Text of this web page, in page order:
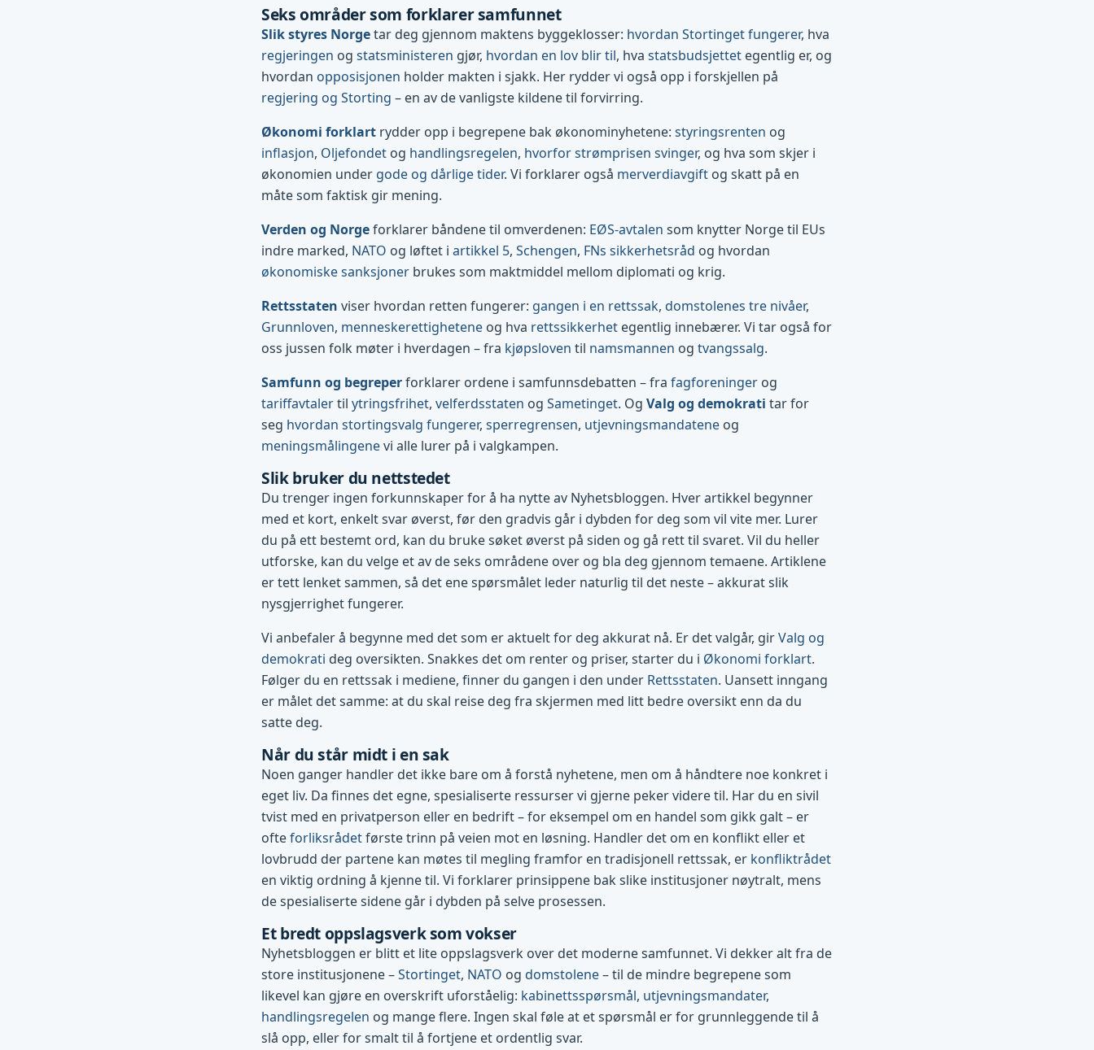
Seks områder som forklarer samfunnet
Slik styres Norgetar deg gjennom maktens byggeklosser: hvordan Stortinget fungerer, hva
regjeringen ogstatsministeren gjør, hvordan en lov blir til, hvastatsbudsjettet egentlig er, og
hvordan opposisjonen holder makten i sjakk. Her rydder vi også opp i forskjellen på
regjering og Storting – en av de vanligste kildene til forvirring.
Økonomi forklart rydder opp i begrepene bak økonominyhetene:styringsrenten og
inflasjon, Oljefondet og handlingsregelen, hvorfor strømprisen svinger, og hva som skjer i
økonomien under gode og dårlige tider. Vi forklarer også merverdiavgift og skatt på en
måte som faktisk gir mening.
Verden og Norgeforklarer båndene til omverdenen: EØS-avtalen som knytter Norge til EUs
indre marked, NATO og løftet iartikkel 5,Schengen, FNs sikkerhetsråd og hvordan
økonomiske sanksjoner brukes som maktmiddel mellom diplomati og krig.
Rettsstaten viser hvordan retten fungerer: gangen i en rettssak,domstolenes tre nivåer,
Grunnloven, menneskerettighetene og hva rettssikkerhet egentlig innebærer. Vi tar også for
oss jussen folk møter i hverdagen – fra kjøpsloven til namsmannen ogtvangssalg.
Samfunn og begreperforklarer ordene i samfunnsdebatten – frafagforeninger og
tariffavtalertilytringsfrihet,velferdsstaten ogSametinget. OgValg og demokrati tar for
seg hvordan stortingsvalg fungerer,sperregrensen, utjevningsmandatene og
meningsmålingenevi alle lurer på i valgkampen.
Slik bruker du nettstedet
Du trenger ingen forkunnskaper for å ha nytte av Nyhetsbloggen. Hver artikkel begynner
med et kort, enkelt svar øverst, før den gradvis går i dybden for deg som vil vite mer. Lurer
du på ett bestemt ord, kan du bruke søket øverst på siden og gå rett til svaret. Vil du heller
utforske, kan du velge et av de seks områdene over og bla deg gjennom temaene. Artiklene
er tett lenket sammen, så det ene spørsmålet leder naturlig til det neste – akkurat slik
nysgjerrighet fungerer.
Vi anbefaler å begynne med det som er aktuelt for deg akkurat nå. Er det valgår, girValg og
demokrati deg oversikten. Snakkes det om renter og priser, starter du i Økonomi forklart.
Følger du en rettssak i mediene, finner du gangen i den under Rettsstaten. Uansett inngang
er målet det samme: at du skal reise deg fra skjermen med litt bedre oversikt enn da du
satte deg.
Når du står midt i en sak
Noen ganger handler det ikke bare om å forstå nyhetene, men om å håndtere noe konkret i
eget liv. Da finnes det egne, spesialiserte ressurser vi gjerne peker videre til. Har du en sivil
tvist med en privatperson eller en bedrift – for eksempel om en handel som gikk galt – er
ofteforliksrådetførste trinn på veien mot en løsning. Handler det om en konflikt eller et
lovbrudd der partene kan møtes til megling framfor en tradisjonell rettssak, er konfliktrådet
en viktig ordning å kjenne til. Vi forklarer prinsippene bak slike institusjoner nøytralt, mens
de spesialiserte sidene går i dybden på selve prosessen.
Et bredt oppslagsverk som vokser
Nyhetsbloggen er blitt et lite oppslagsverk over det moderne samfunnet. Vi dekker alt fra de
store institusjonene –Stortinget, NATO ogdomstolene– til de mindre begrepene som
likevel kan gjøre en overskrift uforståelig: kabinettsspørsmål, utjevningsmandater,
handlingsregelen og mange flere. Ingen skal føle at et spørsmål er for grunnleggende til å
slå opp, eller for smalt til å fortjene et ordentlig svar.